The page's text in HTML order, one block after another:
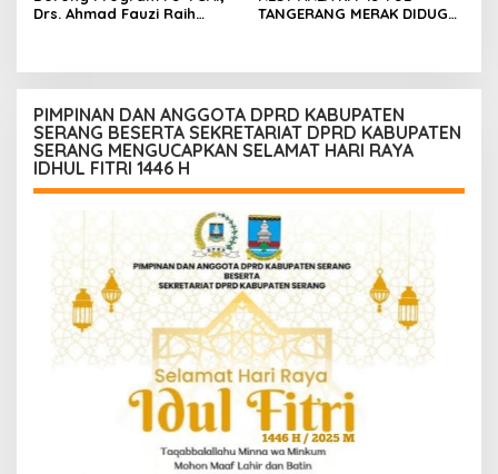
Drs. Ahmad Fauzi Raih
TANGERANG MERAK DIDUGA
PIMPINAN DAN ANGGOTA DPRD KABUPATEN
SERANG BESERTA SEKRETARIAT DPRD KABUPATEN
SERANG MENGUCAPKAN SELAMAT HARI RAYA
IDHUL FITRI 1446 H